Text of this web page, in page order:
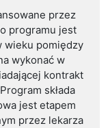
przez
programu jest
wieku pomiędzy
wykonać w
kontrakt
składa
jest etapem
przez lekarza